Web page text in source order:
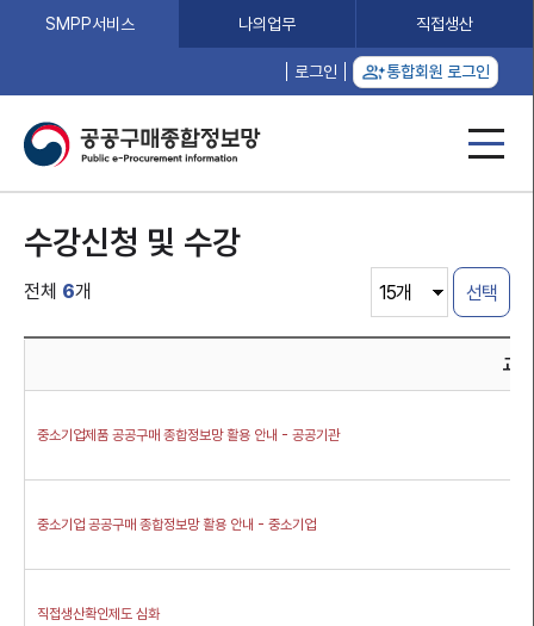
SMPP서비스 나의업무 직접생산
로그인 통합회원 로그인
수강신청 및 수강
전체 6개
교
중소기업제품 공공구매 종합정보망 활용 안내 - 공공기관
중소기업 공공구매 종합정보망 활용 안내 - 중소기업
직접생산확인제도 심화